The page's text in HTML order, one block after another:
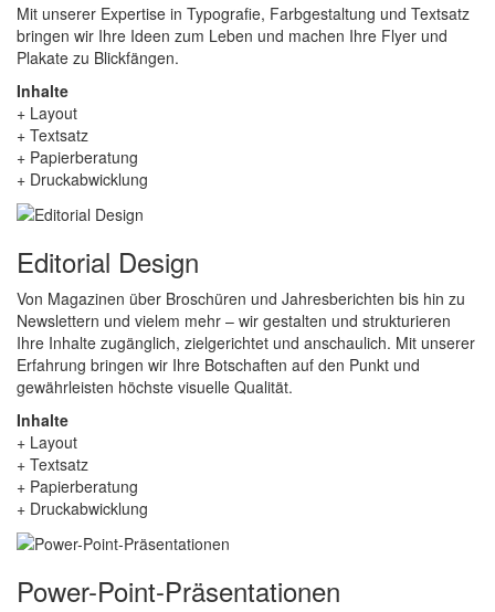
Mit unserer Expertise in Typografie, Farbgestaltung und Textsatz
bringen wir Ihre Ideen zum Leben und machen Ihre Flyer und
Plakate zu Blickfängen.
Inhalte
+ Layout
+ Textsatz
+ Papierberatung
+ Druckabwicklung
Editorial Design
Von Magazinen über Broschüren und Jahresberichten bis hin zu
Newslettern und vielem mehr – wir gestalten und strukturieren
Ihre Inhalte zugänglich, zielgerichtet und anschaulich. Mit unserer
Erfahrung bringen wir Ihre Botschaften auf den Punkt und
gewährleisten höchste visuelle Qualität.
Inhalte
+ Layout
+ Textsatz
+ Papierberatung
+ Druckabwicklung
Power-Point-Präsentationen